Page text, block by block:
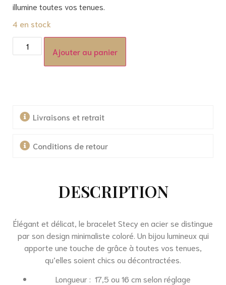
illumine toutes vos tenues.
4 en stock
Ajouter au panier
Livraisons et retrait
Conditions de retour
DESCRIPTION
Élégant et délicat, le bracelet Stecy en acier se distingue
par son design minimaliste coloré. Un bijou lumineux qui
apporte une touche de grâce à toutes vos tenues,
qu’elles soient chics ou décontractées.
Longueur : 17,5 ou 16 cm selon réglage